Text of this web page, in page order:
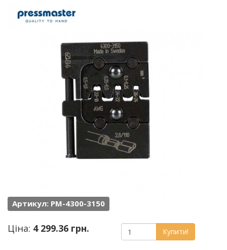
Артикул: PM-4300-3150
Ціна: 4 299.36 грн. Купити!